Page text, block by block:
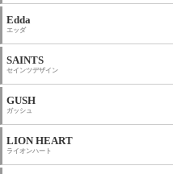
Edda
エッダ
SAINTS
セインツデザイン
GUSH
ガッシュ
LION HEART
ライオンハート